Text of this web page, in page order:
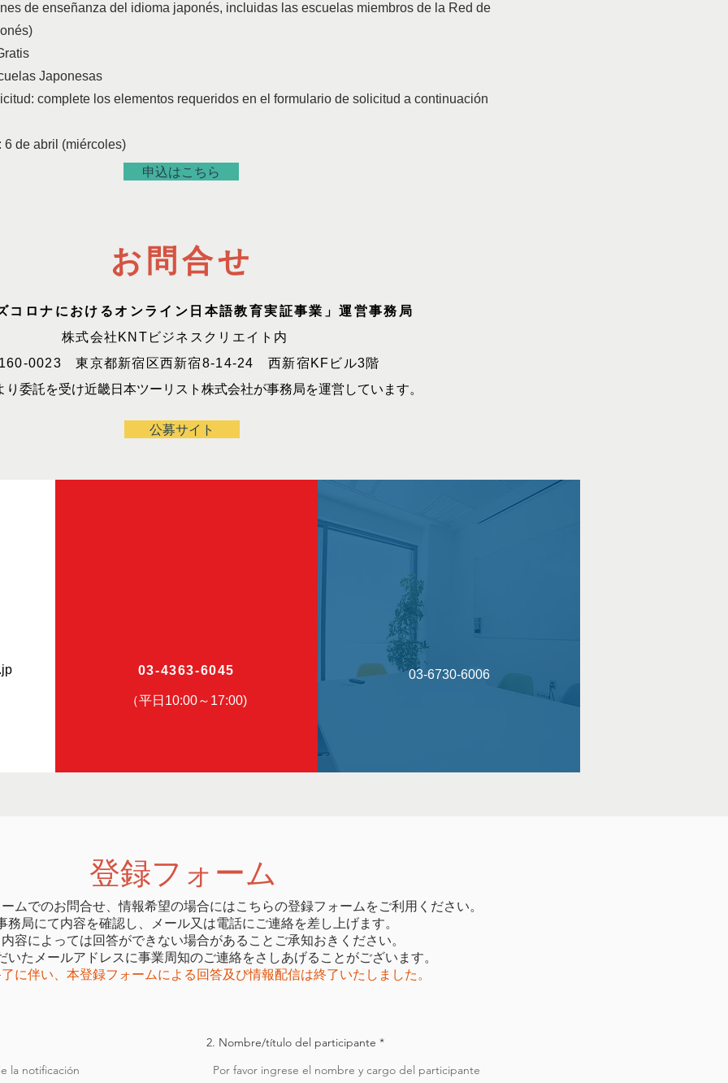
de enseñanza del idioma japonés, incluidas las escuelas miembros de la Red de
Japonesas
complete los elementos requeridos en el formulario de solicitud a continuación
6 de abril (miércoles)
申込はこちら
お問合せ
コロナにおけるオンライン日本語教育実証事業」運営事務局
株式会社KNTビジネスクリエイト内
0023 東京都新宿区西新宿8-14-24 西新宿KFビル3階
り委託を受け近畿日本ツーリスト株式会社が事務局を運営しています。
公募サイト
03-4363-6045
（平日10:00～17:00)
03-6730-6006
​登録フォーム
ムでのお問合せ、情報希望の場合にはこちらの登録フォームをご利用ください。
務局にて内容を確認し、メール又は電話にご連絡を差し上げます。
容によっては回答ができない場合があることご承知おきください。
いたメールアドレスに事業周知のご連絡をさしあげることがございます。
に伴い、本登録フォームによる回答及び情報配信は終了いたしました。
2. Nombre/título del participante